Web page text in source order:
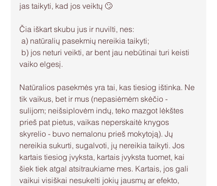
jas taikyti, kad jos veiktų 🙄
Čia iškart skubu jus ir nuvilti, nes:
a) natūralių pasekmių nereikia taikyti;
vaiko elgesį.
Natūralios pasekmės yra tai, kas tiesiog ištinka. Ne
tik vaikus, bet ir mus (nepasiėmėm skėčio -
sulijom; neišsiplovėm indų, teko mazgot lėkštes
prieš pat pietus, vaikas neperskaitė knygos
skyrelio - buvo nemalonu prieš mokytoją). Jų
nereikia sukurti, sugalvoti, jų nereikia taikyti. Jos
kartais tiesiog įvyksta, kartais įvyksta tuomet, kai
šiek tiek atgal atsitraukiame mes. Kartais, jos gali
vaikui visiškai nesukelti jokių jausmų ar efekto,